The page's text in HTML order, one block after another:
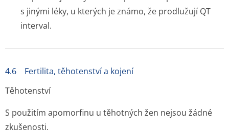
s jinými léky, u kterých je známo, že prodlužují QT
interval.
4.6 Fertilita, těhotenství a kojení
Těhotenství
S použitím apomorfinu u těhotných žen nejsou žádné
zkušenosti.